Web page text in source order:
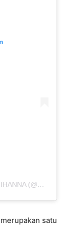
A POST SHARED BY FENTY BEAUTY BY RIHANNA (@FENTYBEAUTY)
satu